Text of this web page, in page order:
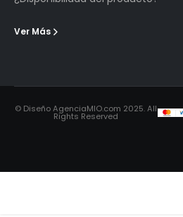
Ver Más
© Diseño AgenciaMIO.com 2025. All
Rights Reserved